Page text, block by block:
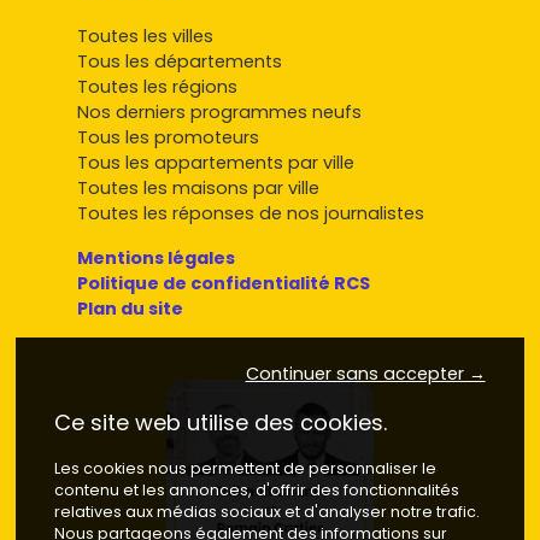
Toutes les villes
Tous les départements
Toutes les régions
Nos derniers programmes neufs
Tous les promoteurs
Tous les appartements par ville
Toutes les maisons par ville
Toutes les réponses de nos journalistes
Mentions légales
Politique de confidentialité RCS
Plan du site
Continuer sans accepter →
Ce site web utilise des cookies.
Les cookies nous permettent de personnaliser le
contenu et les annonces, d'offrir des fonctionnalités
relatives aux médias sociaux et d'analyser notre trafic.
Nous partageons également des informations sur